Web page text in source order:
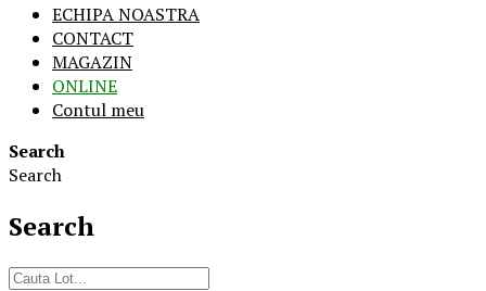
ECHIPA NOASTRA
CONTACT
MAGAZIN
ONLINE
Contul meu
Search
Search
Search